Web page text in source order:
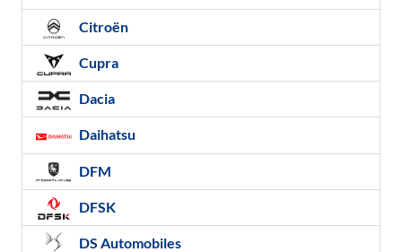
Citroën
Cupra
Dacia
Daihatsu
DFM
DFSK
DS Automobiles